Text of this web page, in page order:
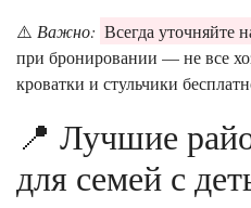
⚠️ Важно: Всегда уточняйте
при бронировании — не все
кроватки и стульчики
📍 Лучшие
для семей с